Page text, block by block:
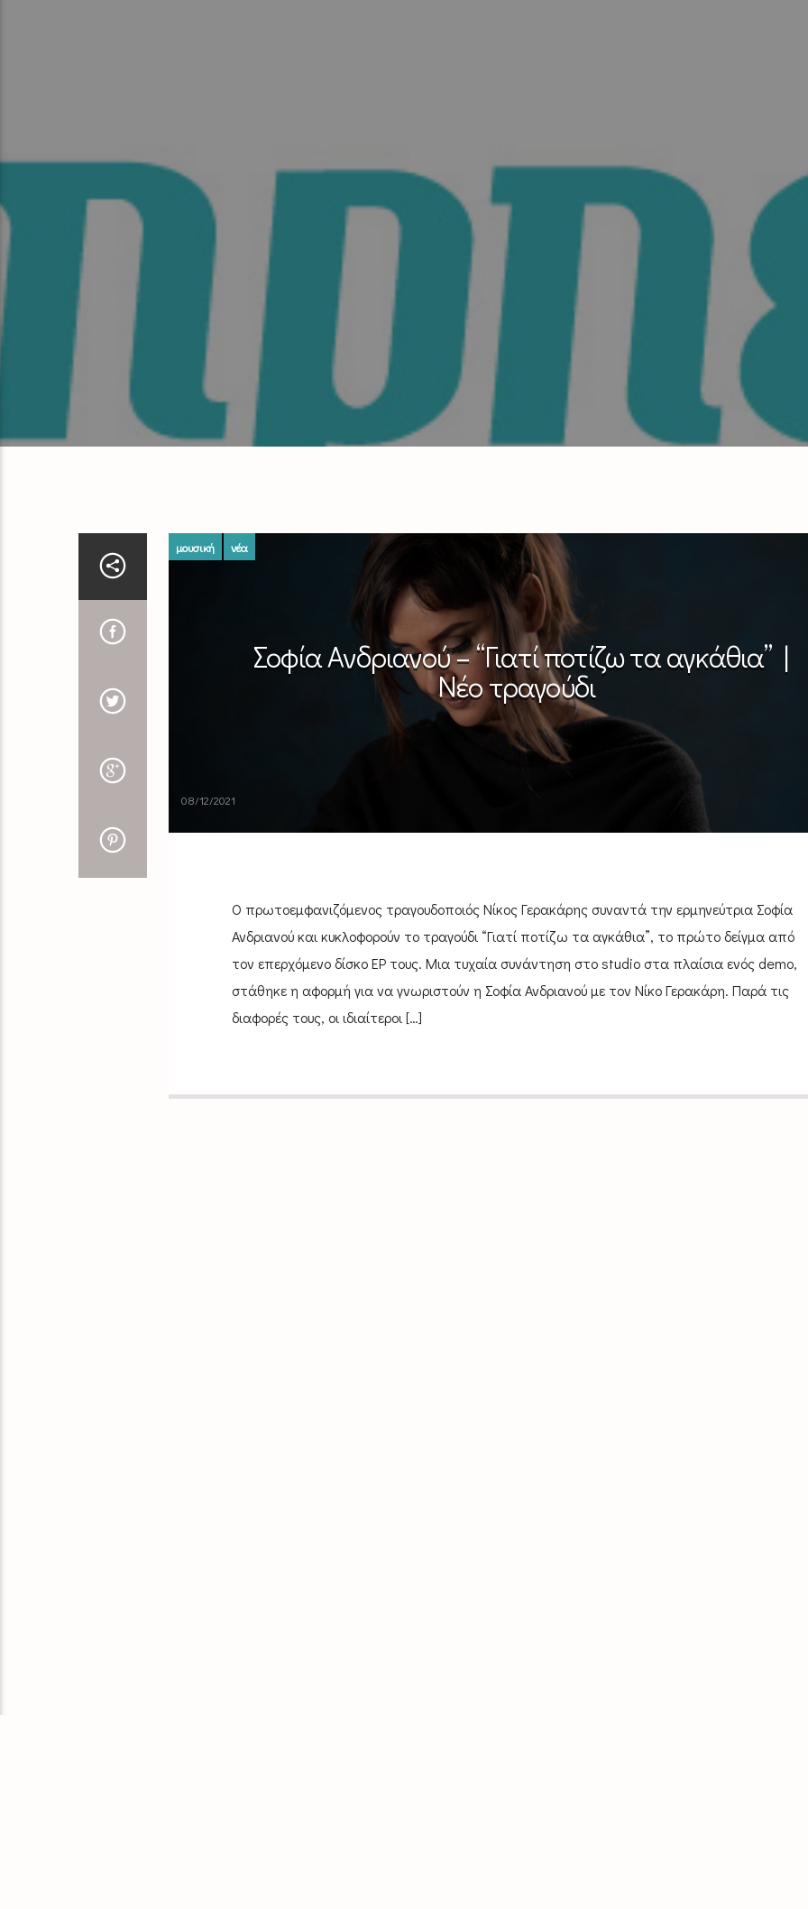
μουσική νέα
Σοφία Ανδριανού – “Γιατί ποτίζω τα αγκάθια” |
Νέο τραγούδι
08/12/2021
Ο πρωτοεμφανιζόμενος τραγουδοποιός Νίκος Γερακάρης συναντά την ερμηνεύτρια Σοφία
Ανδριανού και κυκλοφορούν το τραγούδι “Γιατί ποτίζω τα αγκάθια”, το πρώτο δείγμα από
τον επερχόμενο δίσκο ΕΡ τους. Μια τυχαία συνάντηση στο studio στα πλαίσια ενός demo,
στάθηκε η αφορμή για να γνωριστούν η Σοφία Ανδριανού με τον Νίκο Γερακάρη. Παρά τις
διαφορές τους, οι ιδιαίτεροι […]